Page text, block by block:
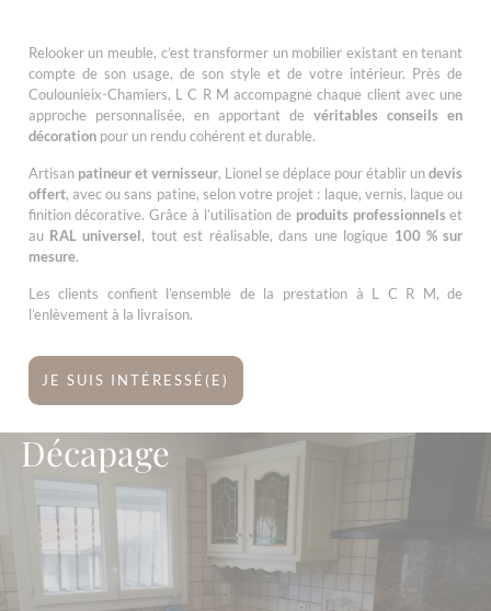
Relooker un meuble, c’est transformer un mobilier existant en tenant
compte de son usage, de son style et de votre intérieur. Près de
Coulounieix-Chamiers, L C R M accompagne chaque client avec une
approche personnalisée, en apportant devéritables conseils en
décorationpour un rendu cohérent et durable.
Artisan patineur et vernisseur, Lionel se déplace pour établir undevis
offert, avec ou sans patine, selon votre projet : laque, vernis, laque ou
finition décorative. Grâce à l’utilisation de produits professionnels et
au RAL universel, tout est réalisable, dans une logique 100 % sur
mesure.
Les clients confient l’ensemble de la prestation à L C R M, de
l’enlèvement à la livraison.
JE SUIS INTÉRESSÉ(E)
Décapage